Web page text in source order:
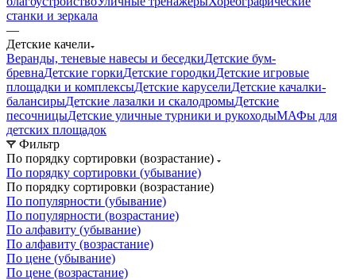
станки и зеркала
—
Детские качели
Веранды, теневые навесы и беседкиДетские бум-
бревнаДетские горкиДетские городкиДетские игровые
площадки и комплексыДетские каруселиДетские качалки-
балансирыДетские лазалки и скалодромыДетские
песочницыДетские уличные турники и рукоходыМАФы для
детских площадок
Фильтр
По порядку сортировки (возрастание)
По порядку сортировки (убывание)
По порядку сортировки (возрастание)
По популярности (убывание)
По популярности (возрастание)
По алфавиту (убывание)
По алфавиту (возрастание)
По цене (убывание)
По цене (возрастание)